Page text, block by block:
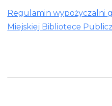
Regulamin wypożyczalni
Miejskiej Bibliotece